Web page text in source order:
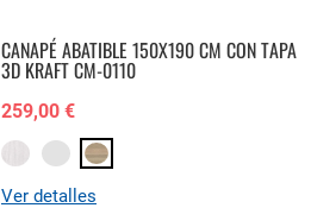
CANAPÉ ABATIBLE 150X190 CM CON TAPA
3D KRAFT CM-0110
259,00 €
Ver detalles